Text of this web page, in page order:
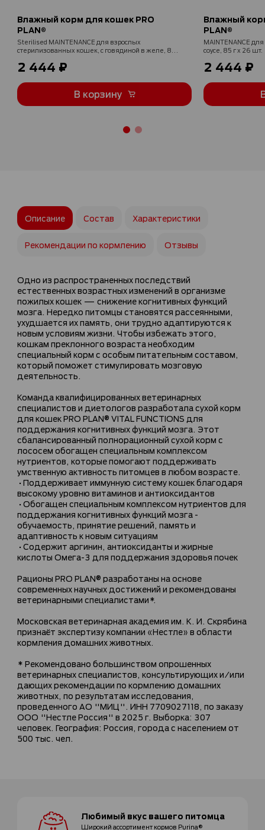
Влажный корм для кошек PRO
PLAN®
Sterilised MAINTENANCE для взрослых
стерилизованных кошек, с говядиной в желе, 85 г
2 444 ₽
В корзину
Влажный
PLAN®
MAINTENANCE
соусе, 85 г x 26 шт.
2 444 ₽
Описание
Одно из распространенных последствий
естественных возрастных изменений в организме
пожилых кошек — снижение когнитивных функций
мозга. Нередко питомцы становятся рассеянными,
ухудшается их память, они трудно адаптируются к
новым условиям жизни. Чтобы избежать этого,
кошкам преклонного возраста необходим
специальный корм с особым питательным составом,
который поможет стимулировать мозговую
деятельность.
Команда квалифицированных ветеринарных
специалистов и диетологов разработала сухой корм
для кошек PRO PLAN® VITAL FUNCTIONS для
поддержания когнитивных функций мозга. Этот
сбалансированный полнорационный сухой корм с
лососем обогащен специальным комплексом
нутриентов, которые помогают поддерживать
умственную активность питомцев в любом возрасте.
•Поддерживает иммунную систему кошек благодаря
высокому уровню витаминов и антиоксидантов
•Обогащен специальным комплексом нутриентов для
поддержания когнитивных функций мозга -
обучаемость, принятие решений, память и
адаптивность к новым ситуациям
•Содержит аргинин, антиоксиданты и жирные
кислоты Омега-3 для поддержания здоровья почек
Рационы PRO PLAN® разработаны на основе
современных научных достижений и рекомендованы
ветеринарными специалистами*.
Московская ветеринарная академия им. К. И. Скрябина
признаёт экспертизу компании «Нестле» в области
кормления домашних животных.
* Рекомендовано большинством опрошенных
ветеринарных специалистов, консультирующих и/или
дающих рекомендации по кормлению домашних
животных, по результатам исследования,
проведенного АО "МИЦ". ИНН 7709027118, по заказу
ООО "Нестле Россия" в 2025 г. Выборка: 307
человек. География: Россия, города с населением от
500 тыс. чел.
Состав Характеристики
Рекомендации по кормлению Отзывы
Любимый вкусвашего питомца
Широкий ассортимент кормов Purina®